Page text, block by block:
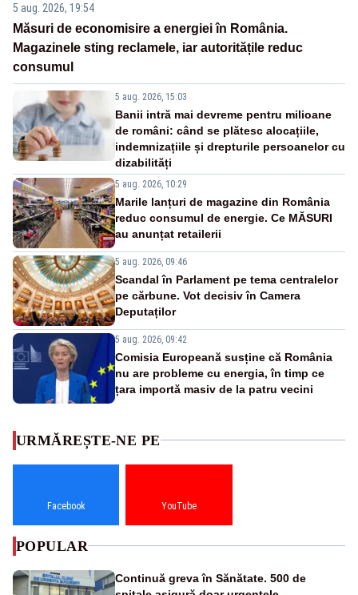
5 aug. 2026, 19:54
Măsuri de economisire a energiei în România.
Magazinele sting reclamele, iar autoritățile reduc
consumul
5 aug. 2026, 15:03
Banii intră mai devreme pentru milioane
de români: când se plătesc alocațiile,
indemnizațiile și drepturile persoanelor cu
dizabilități
5 aug. 2026, 10:29
Marile lanțuri de magazine din România
reduc consumul de energie. Ce MĂSURI
au anunțat retailerii
5 aug. 2026, 09:46
Scandal în Parlament pe tema centralelor
pe cărbune. Vot decisiv în Camera
Deputaților
5 aug. 2026, 09:42
Comisia Europeană susține că România
nu are probleme cu energia, în timp ce
țara importă masiv de la patru vecini
URMĂREȘTE-NE PE
Facebook YouTube
POPULAR
Continuă greva în Sănătate. 500 de